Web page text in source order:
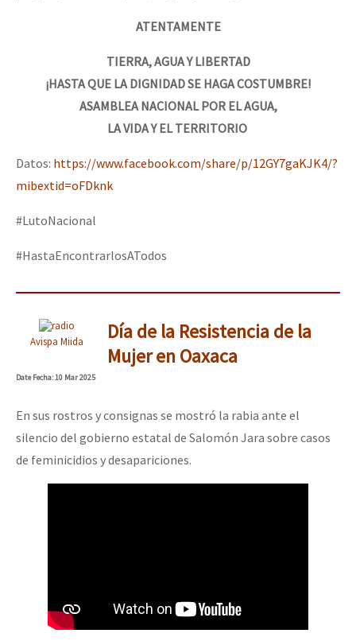
ATENTAMENTE
TIERRA, AGUA Y LIBERTAD
¡HASTA QUE LA DIGNIDAD SE HAGA COSTUMBRE!
ASAMBLEA NACIONAL POR EL AGUA,
LA VIDA Y EL TERRITORIO
Datos: https://www.facebook.com/share/p/12GY7gaKJK4/?
mibextid=oFDknk
#LutoNacional
#HastaEncontrarlosATodos
Avispa Miida
Día de la Resistencia de la
Mujer en Oaxaca
DateFecha: 10 Mar 2025
En sus rostros y consignas se mostró la rabia ante el
silencio del gobierno estatal de Salomón Jara sobre casos
de feminicidios y desapariciones.